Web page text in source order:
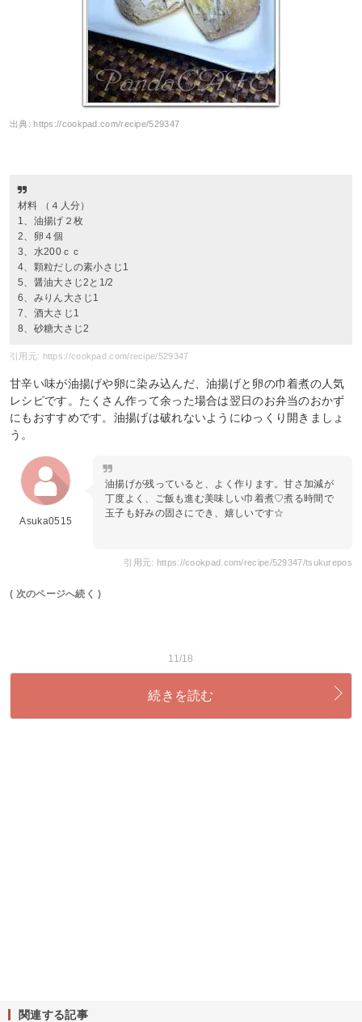
出典:https://cookpad.com/recipe/529347
材料 （４人分）
1、油揚げ２枚
2、卵４個
3、水200ｃｃ
4、顆粒だしの素小さじ1
5、醤油大さじ2と1/2
6、みりん大さじ1
7、酒大さじ1
8、砂糖大さじ2
引用元: https://cookpad.com/recipe/529347
甘辛い味が油揚げや卵に染み込んだ、油揚げと卵の巾着煮の人気
レシピです。たくさん作って余った場合は翌日のお弁当のおかず
にもおすすめです。油揚げは破れないようにゆっくり開きましょ
う。
Asuka0515
油揚げが残っていると、よく作ります。甘さ加減が
丁度よく、ご飯も進む美味しい巾着煮♡煮る時間で
玉子も好みの固さにでき、嬉しいです☆
引用元: https://cookpad.com/recipe/529347/tsukurepos
( 次のページへ続く )
11/18
続きを読む
関連する記事